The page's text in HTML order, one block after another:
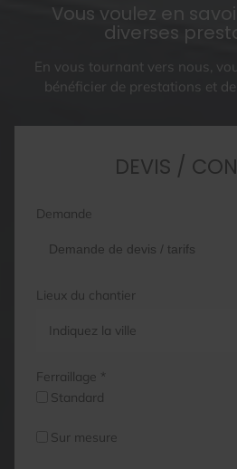
Vous voulez en
diverses
En vous tournant vers nous,
bénéficier de prestations et
DEVIS /
Demande
Lieux du chantier
Ferraillage *
Standard
Sur mesure